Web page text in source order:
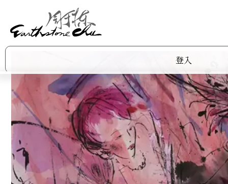
登入
作品集
商店
關於阿棟
展覽